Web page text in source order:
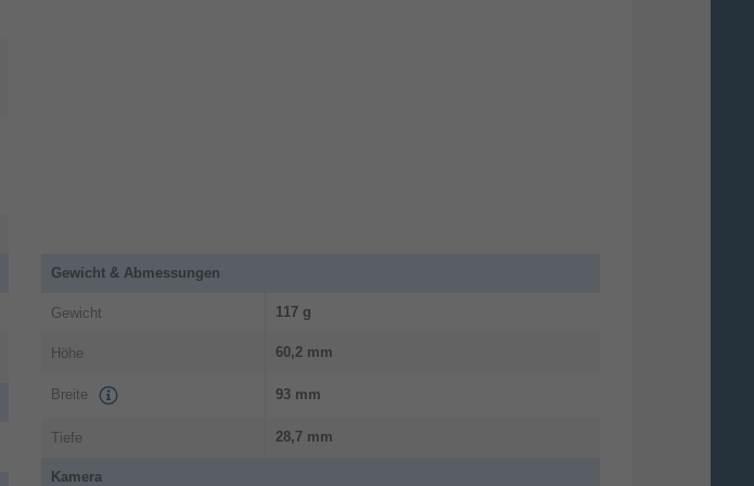
Gewicht & Abmessungen
Gewicht 117 g
Höhe 60,2 mm
Breite 93 mm
Tiefe 28,7 mm
Kamera